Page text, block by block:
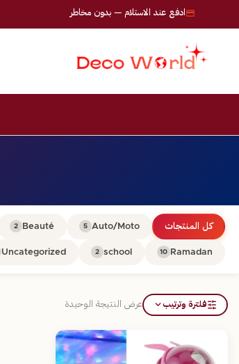
ادفع عند الاستلام — بدون مخاطر
كل المنتجات Auto/Moto
5
Beauté
2
Ramadan
10
school
2
Uncategorized
فلترة وترتيب عرض النتيجة الوحيدة